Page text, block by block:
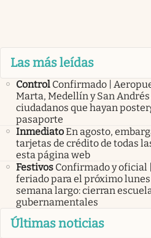
Las más leídas
Control Confirmado |
Marta, Medellín y San
ciudadanos que hayan
pasaporte
InmediatoEn agosto,
tarjetas de crédito de todas
esta página web
Festivos Confirmado y oficial
feriado para el próximo
semana largo: cierran
gubernamentales
Últimas noticias